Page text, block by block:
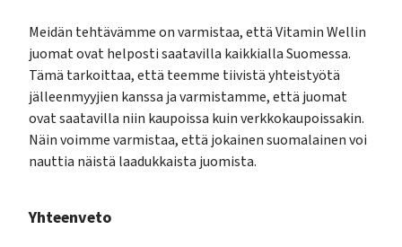
Meidän tehtävämme on varmistaa, että Vitamin Wellin
juomat ovat helposti saatavilla kaikkialla Suomessa.
Tämä tarkoittaa, että teemme tiivistä yhteistyötä
jälleenmyyjien kanssa ja varmistamme, että juomat
ovat saatavilla niin kaupoissa kuin verkkokaupoissakin.
Näin voimme varmistaa, että jokainen suomalainen voi
nauttia näistä laadukkaista juomista.
Yhteenveto